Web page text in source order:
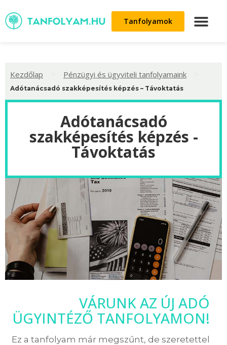
Tanfolyamok
Kezdőlap Pénzügyi és ügyviteli tanfolyamaink
Adótanácsadó szakképesítés képzés – Távoktatás
Adótanácsadó
szakképesítés képzés -
Távoktatás
VÁRUNK AZ ÚJ ADÓ
ÜGYINTÉZŐ TANFOLYAMON!
Ez a tanfolyam már megszűnt, de szeretettel